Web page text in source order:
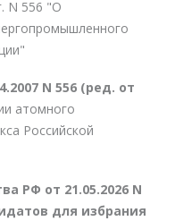
N 556 "О
N 556 (ред. от
атомного
Российской
РФ от 21.05.2026 N
для избрания